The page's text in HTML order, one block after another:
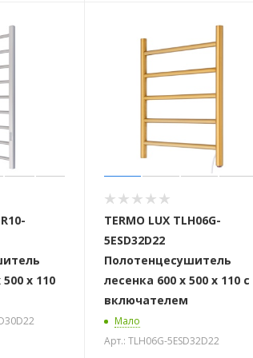
х 110
TERMO LUX TLH06G-
5ESD32D22
Полотенцесушитель
лесенка 600 х 500 х 110 с
включателем
Мало
Арт.: TLH06G-5ESD32D22